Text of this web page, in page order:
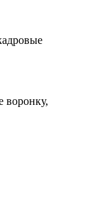
воронку,